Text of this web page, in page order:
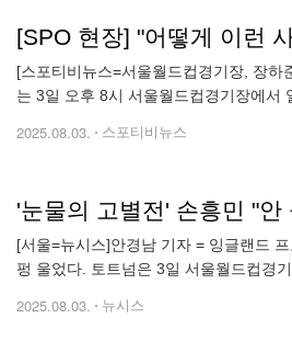
[스포티비뉴스=서울월드컵경기장, 장
는 3일 오후 8시 서울월드컵경기장에서
2025.08.03. 스포티비뉴스
'눈물의 고별전' 손흥민 "
[서울=뉴시스]안경남 기자 = 잉글랜드
펑 울었다. 토트넘은 3일 서울월드컵경
2025.08.03. 뉴시스